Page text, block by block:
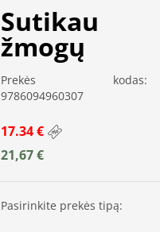
Sutikau
žmogų
Prekės kodas:
9786094960307
17.34 €
21,67€
Pasirinkite prekės tipą: